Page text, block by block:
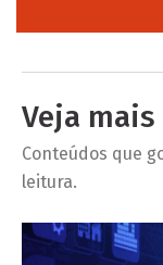
Veja
Conteúdos que
leitura.